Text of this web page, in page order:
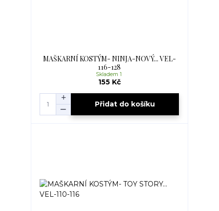
MAŠKARNÍ KOSTÝM- NINJA-NOVÝ... VEL-
116-128
155 Kč
Skladem 1
Přidat do košíku